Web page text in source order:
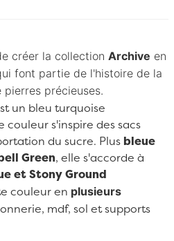
créer la collection Archive en
font partie de l'histoire de la
précieuses.
un bleu turquoise
s'inspire des sacs
du sucre. Plus bleue
Green, elle s'accorde à
et Stony Ground
couleur en plusieurs
mdf, sol et supports